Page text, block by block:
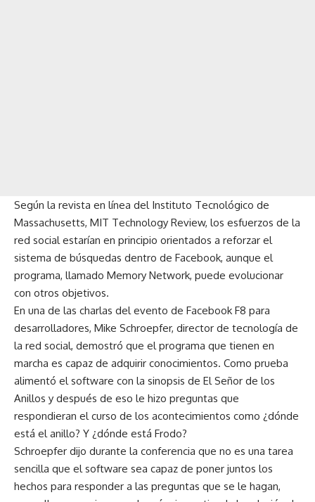
Según la revista en línea del Instituto Tecnológico de
Massachusetts, MIT Technology Review, los esfuerzos de la
red social estarían en principio orientados a reforzar el
sistema de búsquedas dentro de Facebook, aunque el
programa, llamado Memory Network, puede evolucionar
con otros objetivos.
En una de las charlas del evento de Facebook F8 para
desarrolladores, Mike Schroepfer, director de tecnología de
la red social, demostró que el programa que tienen en
marcha es capaz de adquirir conocimientos. Como prueba
alimentó el software con la sinopsis de El Señor de los
Anillos y después de eso le hizo preguntas que
respondieran el curso de los acontecimientos como ¿dónde
está el anillo? Y ¿dónde está Frodo?
Schroepfer dijo durante la conferencia que no es una tarea
sencilla que el software sea capaz de poner juntos los
hechos para responder a las preguntas que se le hagan,